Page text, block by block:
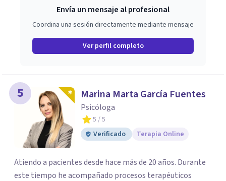
Envía un mensaje al profesional
Coordina una sesión directamente mediante mensaje
Ver perfil completo
5 Marina Marta García Fuentes
Psicóloga
5 / 5
Verificado
Terapia Online
Atiendo a pacientes desde hace más de 20 años. Durante
este tiempo he acompañado procesos terapéuticos